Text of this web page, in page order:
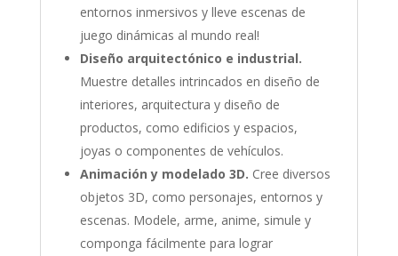
entornos inmersivos y lleve escenas de
juego dinámicas al mundo real!
Diseño arquitectónico e industrial.
Muestre detalles intrincados en diseño de
interiores, arquitectura y diseño de
productos, como edificios y espacios,
joyas o componentes de vehículos.
Animación y modelado 3D. Cree diversos
objetos 3D, como personajes, entornos y
escenas. Modele, arme, anime, simule y
componga fácilmente para lograr